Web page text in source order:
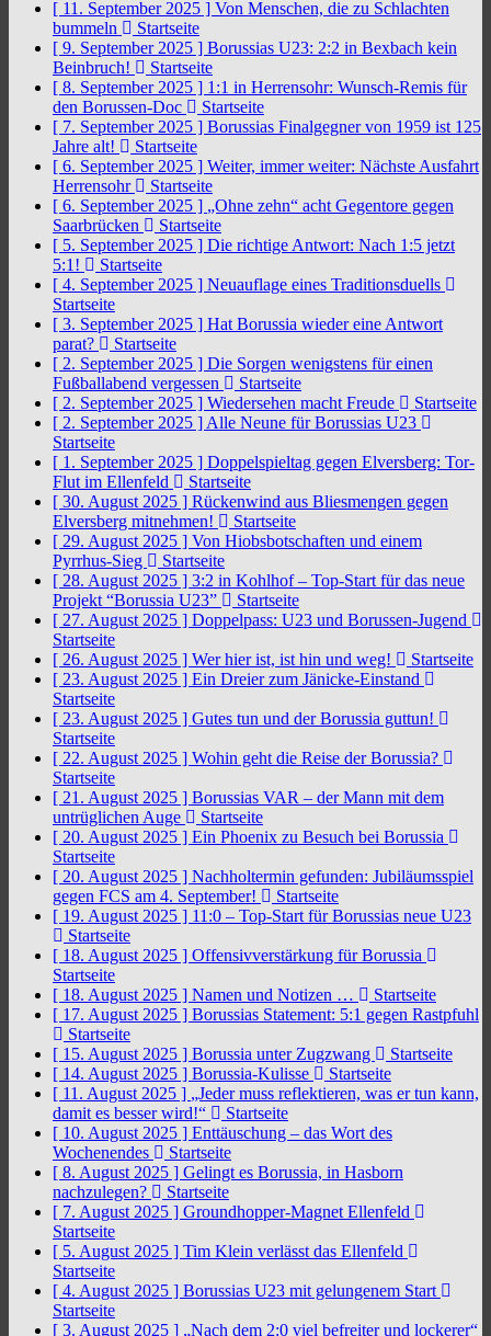
[ 11. September 2025 ] Von Menschen, die zu Schlachten
bummeln
Startseite
[ 9. September 2025 ] Borussias U23: 2:2 in Bexbach kein
Beinbruch!
Startseite
[ 8. September 2025 ] 1:1 in Herrensohr: Wunsch-Remis für
den Borussen-Doc
Startseite
[ 7. September 2025 ] Borussias Finalgegner von 1959 ist 125
Jahre alt!
Startseite
[ 6. September 2025 ] Weiter, immer weiter: Nächste Ausfahrt
Herrensohr
Startseite
[ 6. September 2025 ] „Ohne zehn“ acht Gegentore gegen
Saarbrücken
Startseite
[ 5. September 2025 ] Die richtige Antwort: Nach 1:5 jetzt
5:1!
Startseite
[ 4. September 2025 ] Neuauflage eines Traditionsduells
Startseite
[ 3. September 2025 ] Hat Borussia wieder eine Antwort
parat?
Startseite
[ 2. September 2025 ] Die Sorgen wenigstens für einen
Fußballabend vergessen
Startseite
[ 2. September 2025 ] Wiedersehen macht Freude
Startseite
[ 2. September 2025 ] Alle Neune für Borussias U23
Startseite
[ 1. September 2025 ] Doppelspieltag gegen Elversberg: Tor-
Flut im Ellenfeld
Startseite
[ 30. August 2025 ] Rückenwind aus Bliesmengen gegen
Elversberg mitnehmen!
Startseite
[ 29. August 2025 ] Von Hiobsbotschaften und einem
Pyrrhus-Sieg
Startseite
[ 28. August 2025 ] 3:2 in Kohlhof – Top-Start für das neue
Projekt “Borussia U23”
Startseite
[ 27. August 2025 ] Doppelpass: U23 und Borussen-Jugend
Startseite
[ 26. August 2025 ] Wer hier ist, ist hin und weg!
Startseite
[ 23. August 2025 ] Ein Dreier zum Jänicke-Einstand
Startseite
[ 23. August 2025 ] Gutes tun und der Borussia guttun!
Startseite
[ 22. August 2025 ] Wohin geht die Reise der Borussia?
Startseite
[ 21. August 2025 ] Borussias VAR – der Mann mit dem
untrüglichen Auge
Startseite
[ 20. August 2025 ] Ein Phoenix zu Besuch bei Borussia
Startseite
[ 20. August 2025 ] Nachholtermin gefunden: Jubiläumsspiel
gegen FCS am 4. September!
Startseite
[ 19. August 2025 ] 11:0 – Top-Start für Borussias neue U23
Startseite
[ 18. August 2025 ] Offensivverstärkung für Borussia
Startseite
[ 18. August 2025 ] Namen und Notizen …
Startseite
[ 17. August 2025 ] Borussias Statement: 5:1 gegen Rastpfuhl
Startseite
[ 15. August 2025 ] Borussia unter Zugzwang
Startseite
[ 14. August 2025 ] Borussia-Kulisse
Startseite
[ 11. August 2025 ] „Jeder muss reflektieren, was er tun kann,
damit es besser wird!“
Startseite
[ 10. August 2025 ] Enttäuschung – das Wort des
Wochenendes
Startseite
[ 8. August 2025 ] Gelingt es Borussia, in Hasborn
nachzulegen?
Startseite
[ 7. August 2025 ] Groundhopper-Magnet Ellenfeld
Startseite
[ 5. August 2025 ] Tim Klein verlässt das Ellenfeld
Startseite
[ 4. August 2025 ] Borussias U23 mit gelungenem Start
Startseite
[ 3. August 2025 ] „Nach dem 2:0 viel befreiter und lockerer“